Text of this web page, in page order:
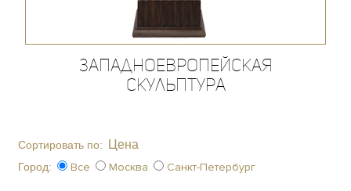
Западноевропейская
скульптура
Сортировать по: Цена
Город: Все Москва Санкт-Петербург